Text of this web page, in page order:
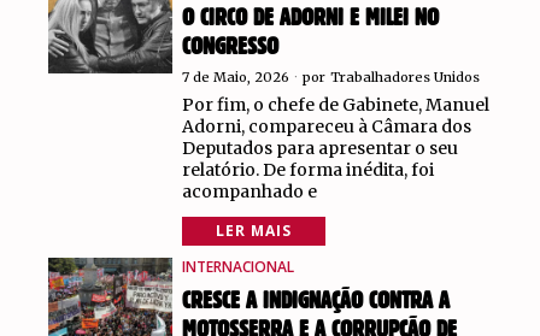
O CIRCO DE ADORNI E MILEI NO
CONGRESSO
7 de Maio, 2026 por Trabalhadores Unidos
Por fim, o chefe de Gabinete, Manuel
Adorni, compareceu à Câmara dos
Deputados para apresentar o seu
relatório. De forma inédita, foi
acompanhado e
LER MAIS
INTERNACIONAL
CRESCE A INDIGNAÇÃO CONTRA A
MOTOSSERRA E A CORRUPÇÃO DE